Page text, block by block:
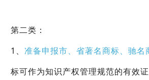
第二类：
1、 准备申报市、省著名商标、驰名
标可作为知识产权管理规范的有效证